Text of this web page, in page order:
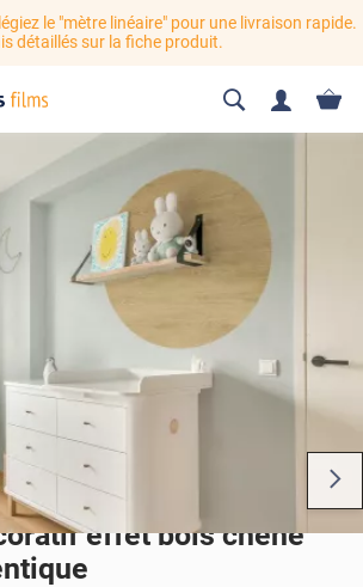
le "mètre linéaire" pour une livraison rapide.
détaillés sur la fiche produit.
effet bois chêne